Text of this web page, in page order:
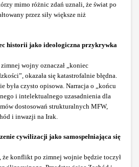
mimo różnic zdań uznali, że świat po
przez siły większe niż
historii jako ideologiczna przykrywka
wojny oznaczał „koniec
okazała się katastrofalnie błędna.
była czysto opisowa. Narracja o „końcu
i intelektualnego uzasadnienia dla
dostosowań strukturalnych MFW,
i inwazji na Irak.
cywilizacji jako samospełniająca się
że konflikt po zimnej wojnie będzie toczył